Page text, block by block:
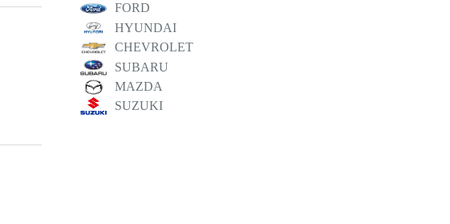
FORD
HYUNDAI
CHEVROLET
SUBARU
MAZDA
SUZUKI